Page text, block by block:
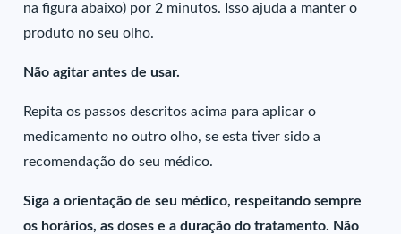
na figura abaixo) por 2 minutos. Isso ajuda a manter o
produto no seu olho.
Não agitar antes de usar.
Repita os passos descritos acima para aplicar o
medicamento no outro olho, se esta tiver sido a
recomendação do seu médico.
Siga a orientação de seu médico, respeitando sempre
os horários, as doses e a duração do tratamento. Não